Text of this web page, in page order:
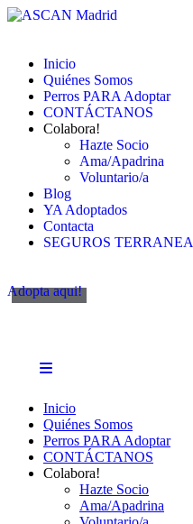
Inicio
Quiénes Somos
Perros PARA Adoptar
CONTÁCTANOS
Colabora!
Hazte Socio
Ama/Apadrina
Voluntario/a
Blog
YA Adoptados
Contacta
SEGUROS TERRANEA
Adopta aqui!
Inicio
Quiénes Somos
Perros PARA Adoptar
CONTÁCTANOS
Colabora!
Hazte Socio
Ama/Apadrina